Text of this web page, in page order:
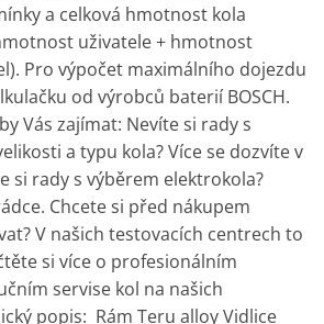
a celková hmotnost kola
uživatele + hmotnost
Pro výpočet maximálního dojezdu
od výrobců baterií BOSCH.
Vás zajímat: Nevíte si rady s
a typu kola? Více se dozvíte v
si rady s výběrem elektrokola?
Chcete si před nákupem
V našich testovacích centrech to
si více o profesionálním
servise kol na našich
popis: Rám Teru alloy Vidlice